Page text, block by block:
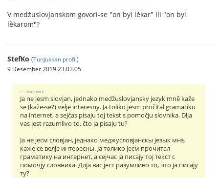
V medžuslovjanskom govori-se "on byl lěkar" ili "on byl
lěkarom"?
StefKo (Tunjukkan profil)
9 Desember 2019 23.02.05
nornen:
Ja ne jesm slovjan, jednako medžuslovjansky jezyk mně kaže
se (kaže-se?) velje interesny. Ja toliko jesm pročital gramatiku
na internet, a sejčas pisaju toj tekst s pomočju slovnika. Dlja
vas jest razumlivo to, čto ja pisaju tu?
Jа не jесм словjан, jеднако меджусловjанскы jезык мнѣ
каже се велjе интересны. Jа толико jесм прочитал
граматику на интернет, а сеjчас jа писаjу тоj текст с
помочjу словника. Длjа вас jест разумливо то, что jа писаjу
ту?